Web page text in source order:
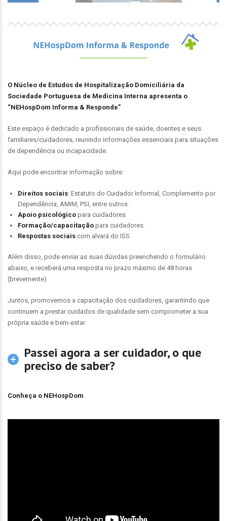
O Núcleo de Estudos de Hospitalização Domiciliária da
Sociedade Portuguesa de Medicina Interna apresenta o
“NEHospDom Informa & Responde”
Este espaço é dedicado a profissionais de saúde, doentes e seus
familiares/cuidadores, reunindo informações essenciais para situações
de dependência ou incapacidade.
Aqui pode encontrar informação sobre:
Direitos sociais: Estatuto do Cuidador Informal, Complemento por
Dependência, AMIM, PSI, entre outros.
Apoio psicológico para cuidadores.
Formação/capacitação para cuidadores.
Respostas sociais com alvará do ISS
Além disso, pode enviar as suas dúvidas preenchendo o formulário
abaixo, e receberá uma resposta no prazo máximo de 48 horas
(brevemente)
Juntos, promovemos a capacitação dos cuidadores, garantindo que
continuem a prestar cuidados de qualidade sem comprometer a sua
própria saúde e bem-estar.
Passei agora a ser cuidador, o que
preciso de saber?
Conheça o NEHospDom